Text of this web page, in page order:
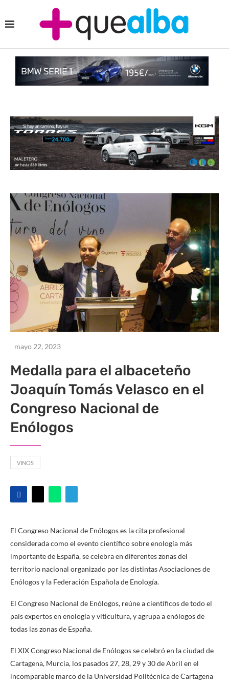
mayo 22, 2023
Medalla para el albaceteño
Joaquín Tomás Velasco en el
Congreso Nacional de
Enólogos
VINOS
El Congreso Nacional de Enólogos es la cita profesional
considerada como el evento científico sobre enología más
importante de España, se celebra en diferentes zonas del
territorio nacional organizado por las distintas Asociaciones de
Enólogos y la Federación Española de Enología.
El Congreso Nacional de Enólogos, reúne a científicos de todo el
país expertos en enología y viticultura, y agrupa a enólogos de
todas las zonas de España.
El XIX Congreso Nacional de Enólogos se celebró en la ciudad de
Cartagena, Murcia, los pasados 27, 28, 29 y 30 de Abril en el
incomparable marco de la Universidad Politécnica de Cartagena